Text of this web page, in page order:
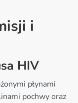
i
HIV
płynami
pochwy oraz